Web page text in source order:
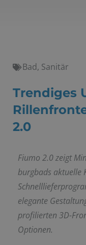
Bad, Sanitär
Trendiges
2.0
Fiumo 2.0 zeigt
burgbads aktuelle
elegante
profilierten 3D-
Optionen.